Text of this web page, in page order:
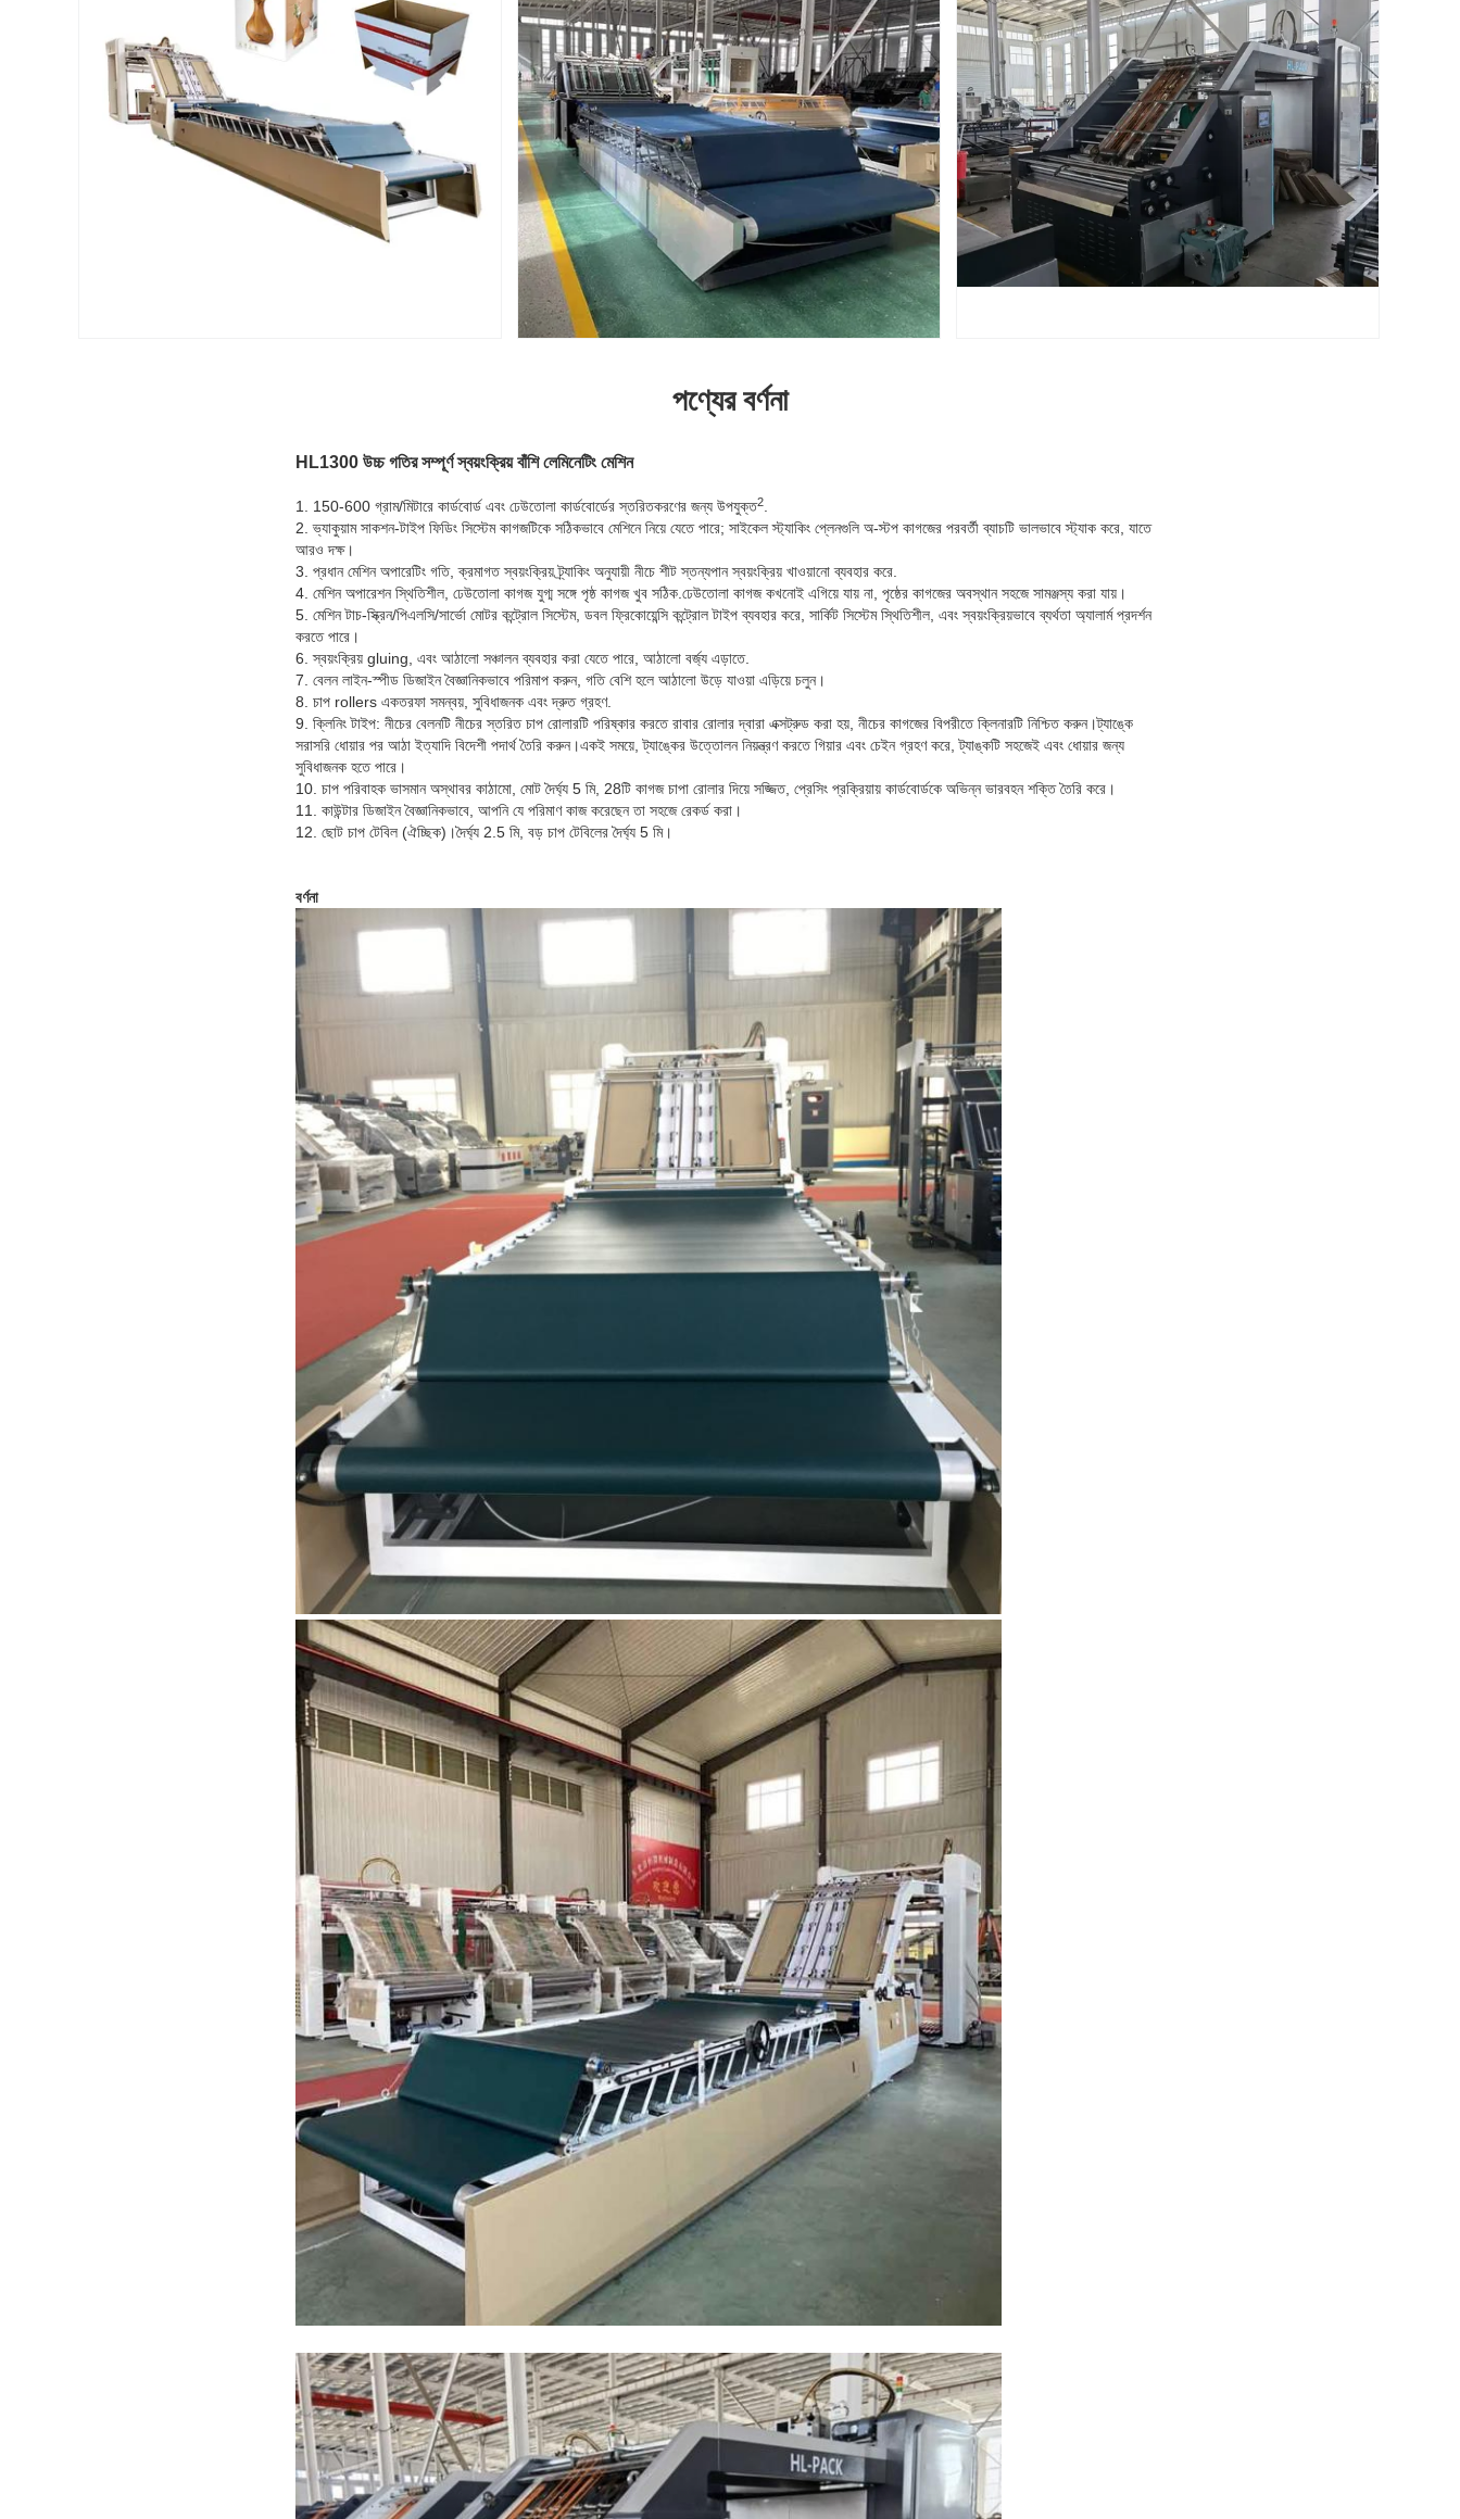
পণ্যের বর্ণনা
HL1300 উচ্চ গতির সম্পূর্ণ স্বয়ংক্রিয় বাঁশি লেমিনেটিং মেশিন
1. 150-600 গ্রাম/মিটারে কার্ডবোর্ড এবং ঢেউতোলা কার্ডবোর্ডের স্তরিতকরণের জন্য উপযুক্ত2.
2. ভ্যাকুয়াম সাকশন-টাইপ ফিডিং সিস্টেম কাগজটিকে সঠিকভাবে মেশিনে নিয়ে যেতে পারে; সাইকেল স্ট্যাকিং প্লেনগুলি অ-স্টপ কাগজের পরবর্তী ব্যাচটি ভালভাবে স্ট্যাক করে, যাতে
আরও দক্ষ।
3. প্রধান মেশিন অপারেটিং গতি, ক্রমাগত স্বয়ংক্রিয় ট্র্যাকিং অনুযায়ী নীচে শীট স্তন্যপান স্বয়ংক্রিয় খাওয়ানো ব্যবহার করে.
4. মেশিন অপারেশন স্থিতিশীল, ঢেউতোলা কাগজ যুগ্ম সঙ্গে পৃষ্ঠ কাগজ খুব সঠিক.ঢেউতোলা কাগজ কখনোই এগিয়ে যায় না, পৃষ্ঠের কাগজের অবস্থান সহজে সামঞ্জস্য করা যায়।
5. মেশিন টাচ-স্ক্রিন/পিএলসি/সার্ভো মোটর কন্ট্রোল সিস্টেম, ডবল ফ্রিকোয়েন্সি কন্ট্রোল টাইপ ব্যবহার করে, সার্কিট সিস্টেম স্থিতিশীল, এবং স্বয়ংক্রিয়ভাবে ব্যর্থতা অ্যালার্ম প্রদর্শন
করতে পারে।
6. স্বয়ংক্রিয় gluing, এবং আঠালো সঞ্চালন ব্যবহার করা যেতে পারে, আঠালো বর্জ্য এড়াতে.
7. বেলন লাইন-স্পীড ডিজাইন বৈজ্ঞানিকভাবে পরিমাপ করুন, গতি বেশি হলে আঠালো উড়ে যাওয়া এড়িয়ে চলুন।
8. চাপ rollers একতরফা সমন্বয়, সুবিধাজনক এবং দ্রুত গ্রহণ.
9. ক্লিনিং টাইপ: নীচের বেলনটি নীচের স্তরিত চাপ রোলারটি পরিষ্কার করতে রাবার রোলার দ্বারা এক্সট্রুড করা হয়, নীচের কাগজের বিপরীতে ক্লিনারটি নিশ্চিত করুন।ট্যাঙ্কে
সরাসরি ধোয়ার পর আঠা ইত্যাদি বিদেশী পদার্থ তৈরি করুন।একই সময়ে, ট্যাঙ্কের উত্তোলন নিয়ন্ত্রণ করতে গিয়ার এবং চেইন গ্রহণ করে, ট্যাঙ্কটি সহজেই এবং ধোয়ার জন্য
সুবিধাজনক হতে পারে।
10. চাপ পরিবাহক ভাসমান অস্থাবর কাঠামো, মোট দৈর্ঘ্য 5 মি, 28টি কাগজ চাপা রোলার দিয়ে সজ্জিত, প্রেসিং প্রক্রিয়ায় কার্ডবোর্ডকে অভিন্ন ভারবহন শক্তি তৈরি করে।
11. কাউন্টার ডিজাইন বৈজ্ঞানিকভাবে, আপনি যে পরিমাণ কাজ করেছেন তা সহজে রেকর্ড করা।
12. ছোট চাপ টেবিল (ঐচ্ছিক)।দৈর্ঘ্য 2.5 মি, বড় চাপ টেবিলের দৈর্ঘ্য 5 মি।
বর্ণনা